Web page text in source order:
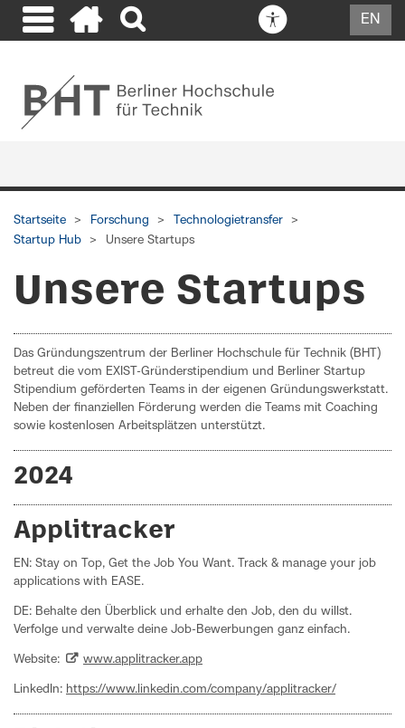
EN
Startseite Forschung
Technologietransfer
Startup Hub
Unsere Startups
Unsere Startups
Das Gründungszentrum der Berliner Hochschule für Technik (BHT)
betreut die vom EXIST-Gründerstipendium und Berliner Startup
Stipendium geförderten Teams in der eigenen Gründungswerkstatt.
Neben der finanziellen Förderung werden die Teams mit Coaching
sowie kostenlosen Arbeitsplätzen unterstützt.
2024
Applitracker
EN: Stay on Top, Get the Job You Want. Track & manage your job
applications with EASE.
DE: Behalte den Überblick und erhalte den Job, den du willst.
Verfolge und verwalte deine Job-Bewerbungen ganz einfach.
Website: www.applitracker.app
LinkedIn: https://www.linkedin.com/company/applitracker/